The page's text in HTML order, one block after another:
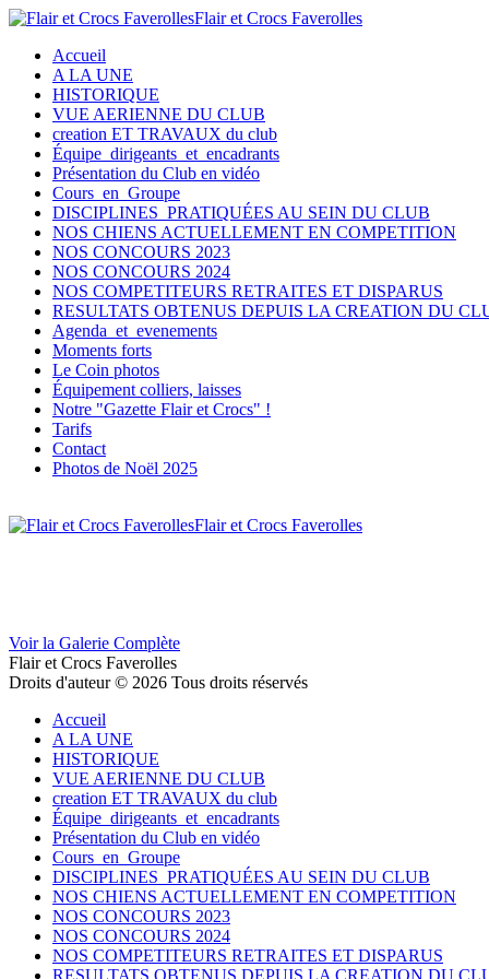
Flair et Crocs Faverolles
Accueil
A LA UNE
HISTORIQUE
VUE AERIENNE DU CLUB
creation ET TRAVAUX du club
Équipe dirigeants et encadrants
Présentation du Club en vidéo
Cours en Groupe
DISCIPLINES PRATIQUÉES AU SEIN DU CLUB
NOS CHIENS ACTUELLEMENT EN COMPETITION
NOS CONCOURS 2023
NOS CONCOURS 2024
NOS COMPETITEURS RETRAITES ET DISPARUS
RESULTATS OBTENUS DEPUIS LA CREATION DU
Agenda et evenements
Moments forts
Le Coin photos
Équipement colliers, laisses
Notre "Gazette Flair et Crocs" !
Tarifs
Contact
Photos de Noël 2025
Flair et Crocs Faverolles
Voir la Galerie Complète
Flair et Crocs Faverolles
Droits d'auteur © 2026 Tous droits réservés
Accueil
A LA UNE
HISTORIQUE
VUE AERIENNE DU CLUB
creation ET TRAVAUX du club
Équipe dirigeants et encadrants
Présentation du Club en vidéo
Cours en Groupe
DISCIPLINES PRATIQUÉES AU SEIN DU CLUB
NOS CHIENS ACTUELLEMENT EN COMPETITION
NOS CONCOURS 2023
NOS CONCOURS 2024
NOS COMPETITEURS RETRAITES ET DISPARUS
RESULTATS OBTENUS DEPUIS LA CREATION DU